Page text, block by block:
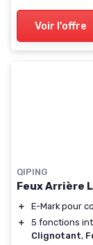
Voir l'offre
QIPING
Feux Arrière
＋ E-Mark pour
＋
5 fonctions
Clignotant,